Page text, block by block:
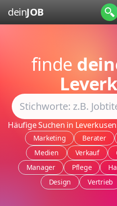
deinJOB
finde
Häufige Suchen in
Marketing Berater
Medien
Verkauf
Manager
Pflege
Design
Vertrieb